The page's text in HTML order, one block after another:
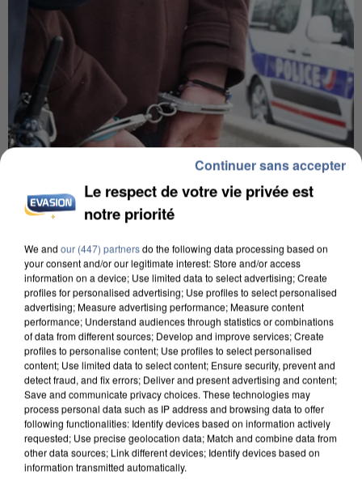
L’UN DES FONDATEURS SUPPOSÉS DE LA DZ
MAFIA INTERPELLÉ EN ALGÉRIE
Le respect de votre vie privée est
notre priorité
We and our (447) partnersdo the following data processing based on
your consent and/or our legitimate interest: Store and/or access
information on a device; Use limited data to select advertising; Create
profiles for personalised advertising; Use profiles to select personalised
advertising; Measure advertising performance; Measure content
performance; Understand audiences through statistics or combinations
of data from different sources; Develop and improve services; Create
profiles to personalise content; Use profiles to select personalised
content; Use limited data to select content; Ensure security, prevent and
detect fraud, and fix errors; Deliver and present advertising and content;
Save and communicate privacy choices. These technologies may
process personal data such as IP address and browsing data to offer
following functionalities: Identify devices based on information actively
requested; Use precise geolocation data; Match and combine data from
other data sources; Link different devices; Identify devices based on
information transmitted automatically.
Continuer sans accepter